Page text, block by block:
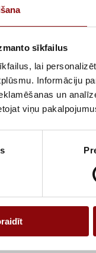
sīkfailus
lai
Informāciju
un
viņu
WEIGHT
STARTING SYSTEM